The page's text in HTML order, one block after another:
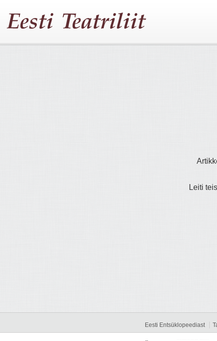
Leiti
Eesti Entsüklopeediast